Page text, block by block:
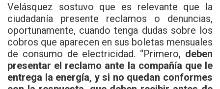
Velásquez sostuvo que es relevante que la
ciudadanía presente reclamos o denuncias,
oportunamente, cuando tenga dudas sobre los
cobros que aparecen en sus boletas mensuales
de consumo de electricidad. “Primero, deben
presentar el reclamo ante la compañía que le
entrega la energía, y si no quedan conformes